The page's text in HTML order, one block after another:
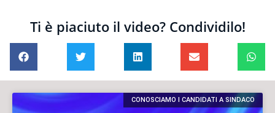
Ti è piaciuto il video? Condividilo!
CONOSCIAMO I CANDIDATI A SINDACO